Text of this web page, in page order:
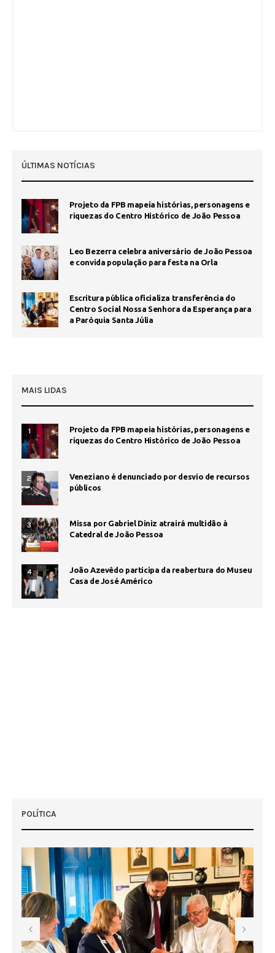
ÚLTIMAS NOTÍCIAS
Projeto da FPB mapeia histórias, personagens e
riquezas do Centro Histórico de João Pessoa
Leo Bezerra celebra aniversário de João Pessoa
e convida população para festa na Orla
Escritura pública oficializa transferência do
Centro Social Nossa Senhora da Esperança para
a Paróquia Santa Júlia
MAIS LIDAS
1
Projeto da FPB mapeia histórias, personagens e
riquezas do Centro Histórico de João Pessoa
2
Veneziano é denunciado por desvio de recursos
públicos
3
Missa por Gabriel Diniz atrairá multidão à
Catedral de João Pessoa
4
João Azevêdo participa da reabertura do Museu
Casa de José Américo
POLÍTICA